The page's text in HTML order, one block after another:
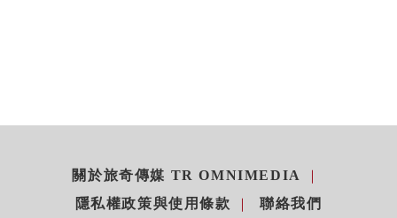
關於旅奇傳媒 TR OMNIMEDIA
隱私權政策與使用條款
聯絡我們